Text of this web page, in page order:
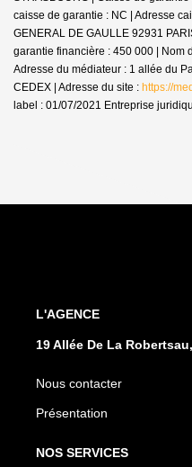
caisse de garantie : NC | Adresse
GENERAL DE GAULLE 92931
garantie financière : 450 000 | Nom
Adresse du médiateur : 1 allée du
CEDEX | Adresse du site : https://
label : 01/07/2021 Entreprise
L'AGENCE
19 Allée De La
Nous contacter
Présentation
NOS SERVICES